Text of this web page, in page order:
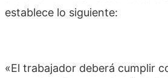
establece lo siguiente:
«El trabajador deberá cumplir